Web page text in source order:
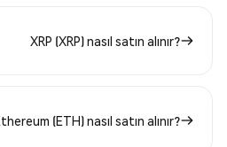
XRP (XRP) nasıl satın alınır?
(ETH) nasıl satın alınır?